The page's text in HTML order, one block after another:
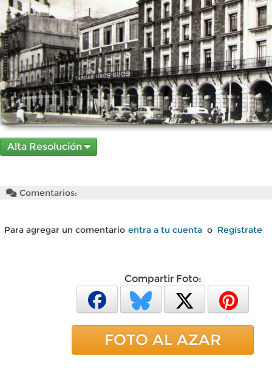
Alta Resolución
Comentarios:
Para agregar un comentario entra a tu cuenta o Regístrate
Compartir Foto:
FOTO AL AZAR